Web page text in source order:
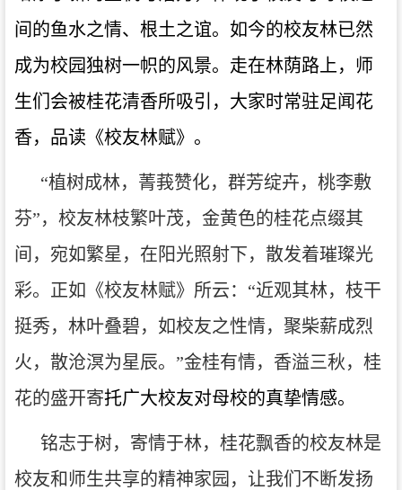
间的鱼水之情、根土之谊。如今的校友林已然
成为校园独树一帜的风景。走在林荫路上，师
生们会被桂花清香所吸引，大家时常驻足闻花
香，品读《校友林赋》。
“植树成林，菁莪赞化，群芳绽卉，桃李敷
芬”， 校友林枝繁叶茂，金黄色的桂花点缀其
间，宛如繁星，在阳光照射下，散发着璀璨光
彩。正如《校友林赋》所云： “近观其林，枝干
挺秀，林叶叠碧，如校友之性情，聚柴薪成烈
火，散沧溟为星辰。 ”金桂有情，香溢三秋，桂
花的盛开寄托广大校友对母校的真挚情感。
铭志于树，寄情于林，桂花飘香的校友林是
校友和师生共享的精神家园，让我们不断发扬